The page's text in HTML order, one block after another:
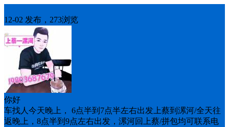
12-02 发布，273浏览
你好
车找人今天晚上， 6点半到7点半左右出发上蔡到漯河/全天往
返晚上，8点半到9点左右出发，漯河回上蔡/拼包均可联系电